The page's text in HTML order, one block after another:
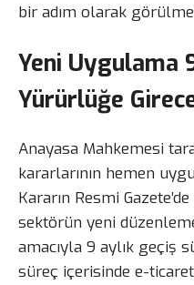
bir adım olarak
Yeni Uygulama
Yürürlüğe
Anayasa Mahkemesi
kararlarının hemen
Kararın Resmi
sektörün yeni
amacıyla 9 aylık geçiş
süreç içerisinde e-